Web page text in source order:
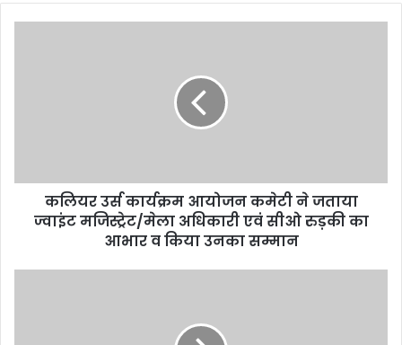
कलियर उर्स कार्यक्रम आयोजन कमेटी ने जताया
ज्वाइंट मजिस्ट्रेट/मेला अधिकारी एवं सीओ रुड़की का
आभार व किया उनका सम्मान